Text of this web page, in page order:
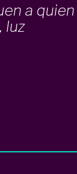
a quien
luz